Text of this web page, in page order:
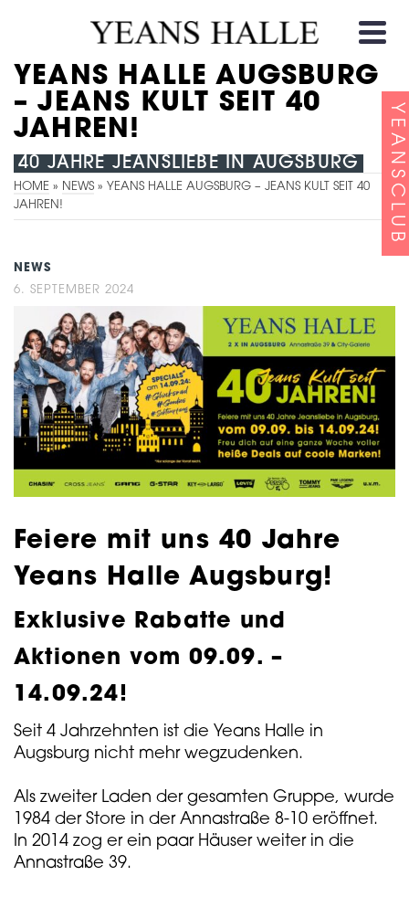
YEANS HALLE AUGSBURG
– JEANS KULT SEIT 40
JAHREN!
40 JAHRE JEANSLIEBE IN AUGSBURG
HOME » NEWS » YEANS HALLE AUGSBURG – JEANS KULT SEIT 40
JAHREN!
NEWS
6. SEPTEMBER 2024
Feiere mit uns 40 Jahre
Yeans Halle Augsburg!
Exklusive Rabatte und
Aktionen vom 09.09. –
14.09.24!
Seit 4 Jahrzehnten ist die Yeans Halle in
Augsburg nicht mehr wegzudenken.
Als zweiter Laden der gesamten Gruppe, wurde
1984 der Store in der Annastraße 8-10 eröffnet.
In 2014 zog er ein paar Häuser weiter in die
Annastraße 39.
YEANSCLUB